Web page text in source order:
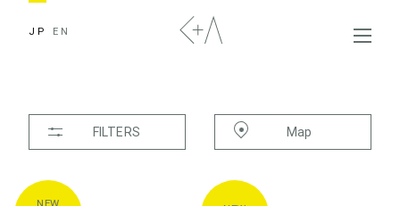
JP EN
TYPE
APARTMENT
FILTERS Map